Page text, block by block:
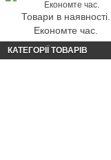
Товари в наявності.
Економте час.
КАТЕГОРІЇ ТОВАРІВ